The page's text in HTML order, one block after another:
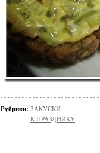
Рубрики: ЗАКУСКИ
К ПРАЗДНИКУ